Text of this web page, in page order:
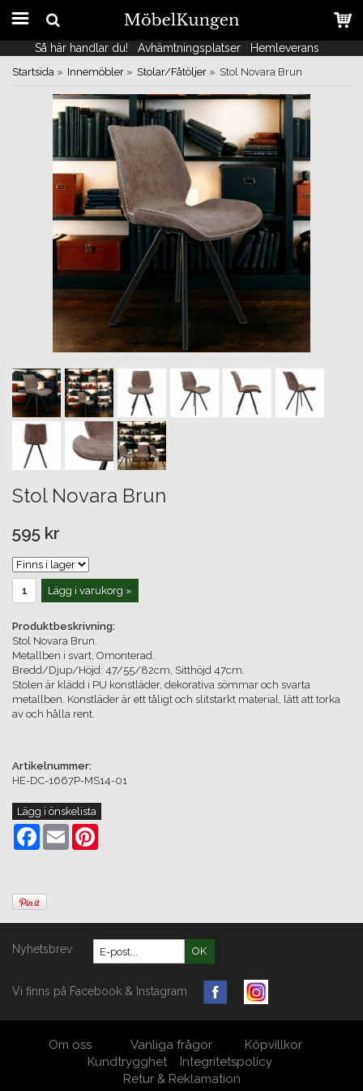
Så här handlar du! Avhämtningsplatser Hemleverans
Så här handlar du! Avhämtningsplatser Hemleverans
Startsida » Innemöbler » Stolar/Fåtöljer » Stol Novara Brun
Stol Novara Brun
595 kr
Lägg i varukorg »
Produktbeskrivning:
Stol Novara Brun.
Metallben i svart, Omonterad.
Bredd/Djup/Höjd: 47/55/82cm, Sitthöjd 47cm.
Stolen är klädd i PU konstläder, dekorativa sömmar och svarta
metallben. Konstläder är ett tåligt och slitstarkt material, lätt att torka
av och hålla rent.
Artikelnummer:
HE-DC-1667P-MS14-01
Lägg i önskelista
Facebook
Email
Nyhetsbrev OK
Vi finns på Facebook & Instagram
Om oss Vanliga frågor
Köpvillkor
Kundtrygghet
Integritetspolicy
Retur & Reklamation